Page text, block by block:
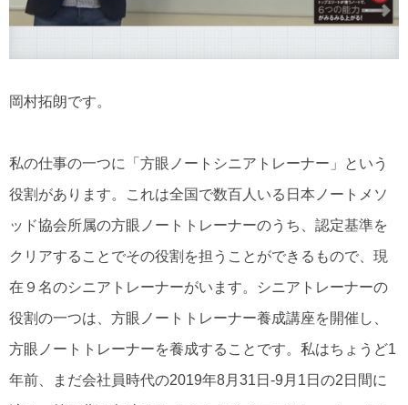
岡村拓朗です。
私の仕事の一つに「方眼ノートシニアトレーナー」という
役割があります。これは全国で数百人いる日本ノートメソ
ッド協会所属の方眼ノートトレーナーのうち、認定基準を
クリアすることでその役割を担うことができるもので、現
在９名のシニアトレーナーがいます。シニアトレーナーの
役割の一つは、方眼ノートトレーナー養成講座を開催し、
方眼ノートトレーナーを養成することです。私はちょうど1
年前、まだ会社員時代の2019年8月31日-9月1日の2日間に